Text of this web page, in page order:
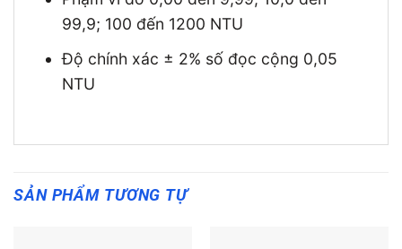
99,9; 100 đến 1200 NTU
Độ chính xác ± 2% số đọc cộng 0,05
NTU
SẢN PHẨM TƯƠNG TỰ